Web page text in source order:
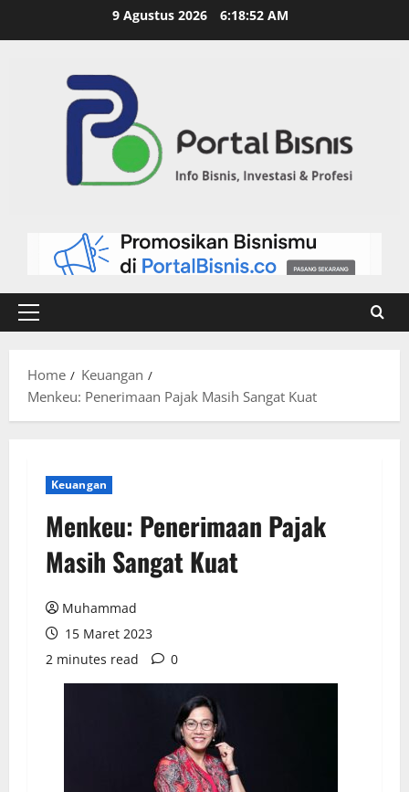
9 Agustus 2026 6:18:53 AM
Home
Keuangan
Menkeu: Penerimaan Pajak Masih Sangat Kuat
Keuangan
Menkeu: Penerimaan Pajak
Masih Sangat Kuat
Muhammad
15 Maret 2023
2 minutes read
0